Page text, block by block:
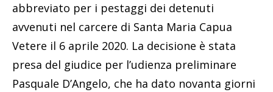
abbreviato per i pestaggi dei detenuti
avvenuti nel carcere di Santa Maria Capua
Vetere il 6 aprile 2020. La decisione è stata
presa del giudice per l’udienza preliminare
Pasquale D’Angelo, che ha dato novanta giorni